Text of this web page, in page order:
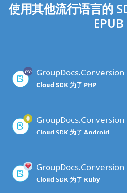
使用其他流行语言的
EPUB
GroupDocs.Conversion
Cloud SDK 为了 PHP
GroupDocs.Conversion
Cloud SDK 为了 Android
GroupDocs.Conversion
Cloud SDK 为了 Ruby